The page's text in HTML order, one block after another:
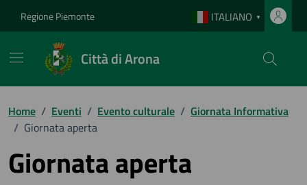
Regione Piemonte ITALIANO ▼
Città di Arona
Home / Eventi / Evento culturale / Giornata Informativa
/ Giornata aperta
Giornata aperta